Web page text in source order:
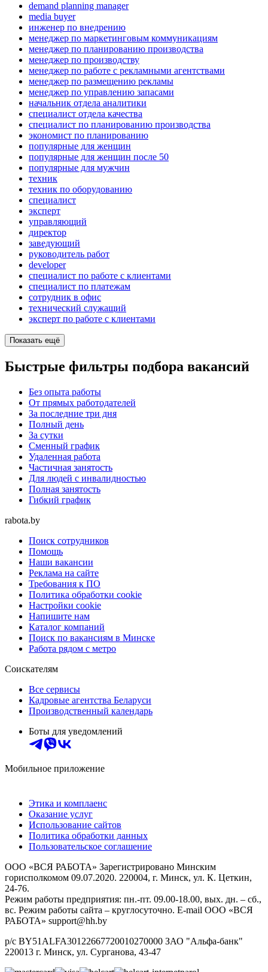
demand planning manager
media buyer
инженер по внедрению
менеджер по маркетинговым коммуникациям
менеджер по планированию производства
менеджер по производству
менеджер по работе с рекламными агентствами
менеджер по размещению рекламы
менеджер по управлению запасами
начальник отдела аналитики
специалист отдела качества
специалист по планированию производства
экономист по планированию
популярные для женщин
популярные для женщин после 50
популярные для мужчин
техник
техник по оборудованию
специалист
эксперт
управляющий
директор
заведующий
руководитель работ
developer
специалист по работе с клиентами
специалист по платежам
сотрудник в офис
технический служащий
эксперт по работе с клиентами
Показать ещё
Быстрые фильтры подбора вакансий
Без опыта работы
От прямых работодателей
За последние три дня
Полный день
За сутки
Сменный график
Удаленная работа
Частичная занятость
Для людей с инвалидностью
Полная занятость
Гибкий график
rabota.by
Поиск сотрудников
Помощь
Наши вакансии
Реклама на сайте
Требования к ПО
Политика обработки cookie
Настройки cookie
Напишите нам
Каталог компаний
Поиск по вакансиям в Минске
Работа рядом с метро
Соискателям
Все сервисы
Кадровые агентства Беларуси
Производственный календарь
Боты для уведомлений
Мобильное приложение
Этика и комплаенс
Оказание услуг
Использование сайтов
Политика обработки данных
Пользовательское соглашение
ООО «ВСЯ РАБОТА» Зарегистрировано Минским
горисполкомом 09.07.2020. 220004, г. Минск, ул. К. Цеткин,
24-76.
Режим работы предприятия: пн.-пт. 09.00-18.00, вых. дн. – сб.,
вс. Режим работы сайта – круглосуточно. E-mail ООО «ВСЯ
РАБОТА» support@hh.by
р/с BY51ALFA30122667720010270000 ЗАО "Альфа-банк"
220013 г. Минск, ул. Сурганова, 43‑47